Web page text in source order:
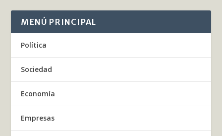
MENÚ PRINCIPAL
Política
Sociedad
Economía
Empresas